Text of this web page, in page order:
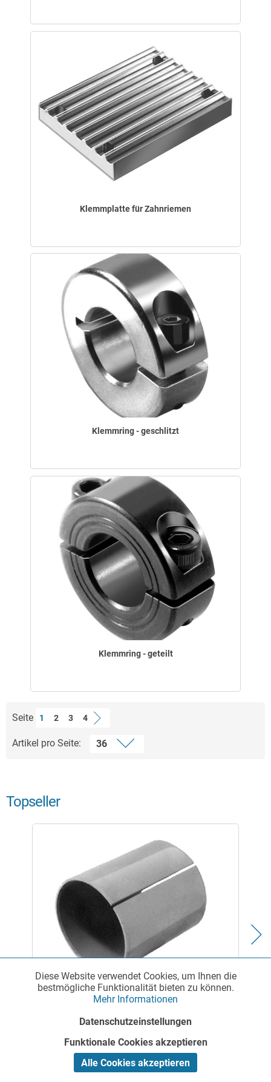
Klemmplatte für Zahnriemen
Klemmring - geschlitzt
Klemmring - geteilt
Seite 1 2 3 4
Artikel pro Seite:
Topseller
ohne Bund
Antriebselemente | Verzahnungselemente -
Funktionale Aktiv
Inaktiv
Diese Website verwendet Cookies, um Ihnen die
bestmögliche Funktionalität bieten zu können.
Mehr Informationen
Datenschutzeinstellungen
Funktionale Cookies akzeptieren
Alle Cookies akzeptieren